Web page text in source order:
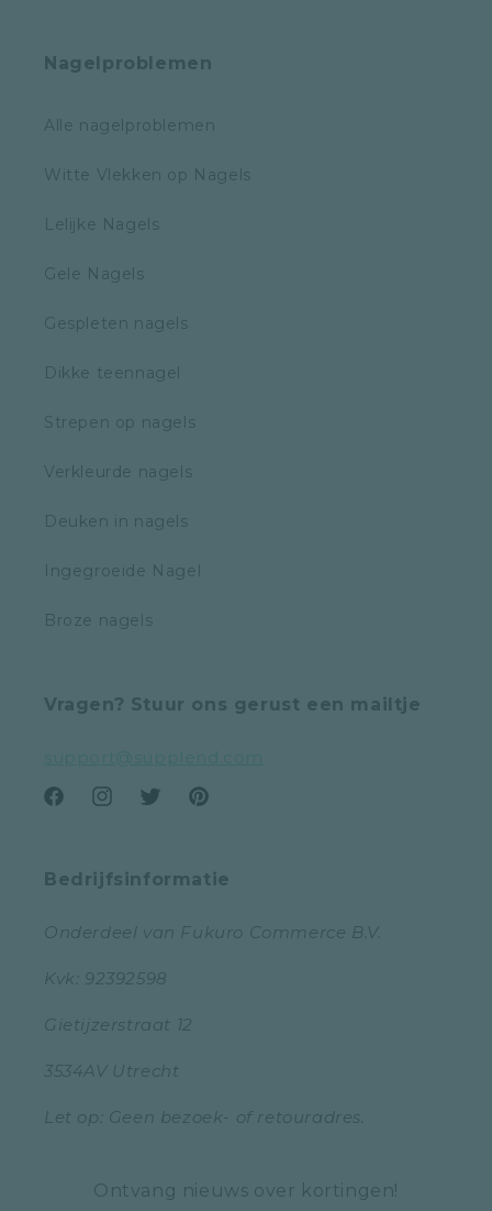
Nagelproblemen
Alle nagelproblemen
Witte Vlekken op Nagels
Lelijke Nagels
Gele Nagels
Gespleten nagels
Dikke teennagel
Strepen op nagels
Verkleurde nagels
Deuken in nagels
Ingegroeide Nagel
Broze nagels
Vragen? Stuur ons gerust een mailtje
FacebookInstagramTwitterPinterest
Bedrijfsinformatie
Onderdeel van Fukuro Commerce B.V.
Kvk: 92392598
Gietijzerstraat 12
3534AV Utrecht
Let op: Geen bezoek- of retouradres.
Ontvang nieuws over kortingen!